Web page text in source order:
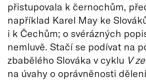
přistupovala k černochům,
například Karel May ke
i k Čechům; o svérázných
nemluvě. Stačí se podívat na
zbabělého Slováka v cyklu V
na úvahy o oprávněnosti